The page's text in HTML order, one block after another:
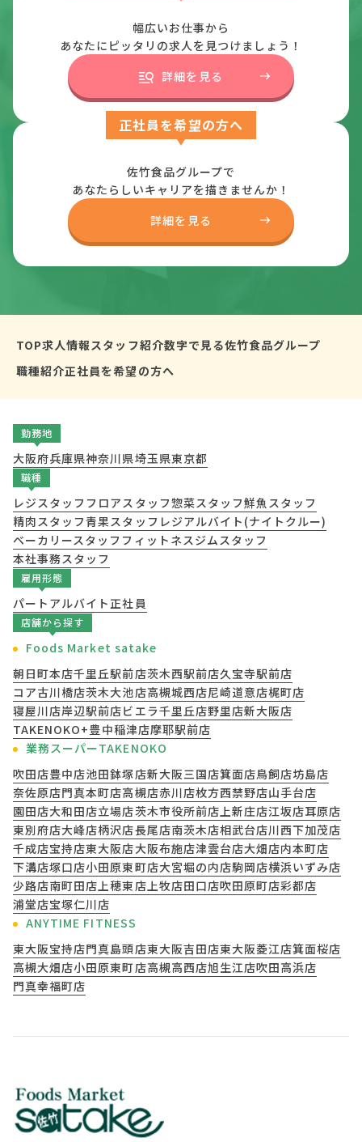
幅広いお仕事から
あなたにピッタリの求人を見つけましょう！
詳細を見る
正社員を希望の方へ
佐竹食品グループで
あなたらしいキャリアを描きませんか！
詳細を見る
TOP求人情報スタッフ紹介数字で見る佐竹食品グループ
職種紹介正社員を希望の方へ
勤務地
大阪府兵庫県神奈川県埼玉県東京都
職種
レジスタッフ フロアスタッフ惣菜スタッフ鮮魚スタッフ
精肉スタッフ青果スタッフ レジアルバイト(ナイトクルー)
ベーカリースタッフ フィットネスジムスタッフ
本社事務スタッフ
雇用形態
パート アルバイト正社員
店舗から探す
Foods Market satake
朝日町本店千里丘駅前店茨木西駅前店久宝寺駅前店
コア古川橋店茨木大池店高槻城西店尼崎道意店梶町店
寝屋川店岸辺駅前店ビエラ千里丘店野里店新大阪店
TAKENOKO+豊中稲津店摩耶駅前店
業務スーパーTAKENOKO
吹田店豊中店池田鉢塚店新大阪三国店箕面店鳥飼店坊島店
奈佐原店門真本町店高槻店赤川店枚方西禁野店山手台店
園田店大和田店立場店茨木市役所前店上新庄店江坂店耳原店
東別府店大峰店柄沢店長尾店南茨木店相武台店川西下加茂店
千成店宝持店東大阪店大阪布施店津雲台店大畑店内本町店
下溝店塚口店小田原東町店大宮堀の内店駒岡店横浜いずみ店
少路店南町田店上穂東店上牧店田口店吹田原町店彩都店
浦堂店宝塚仁川店
ANYTIME FITNESS
東大阪宝持店門真島頭店東大阪吉田店東大阪菱江店箕面桜店
高槻大畑店小田原東町店高槻高西店旭生江店吹田高浜店
門真幸福町店